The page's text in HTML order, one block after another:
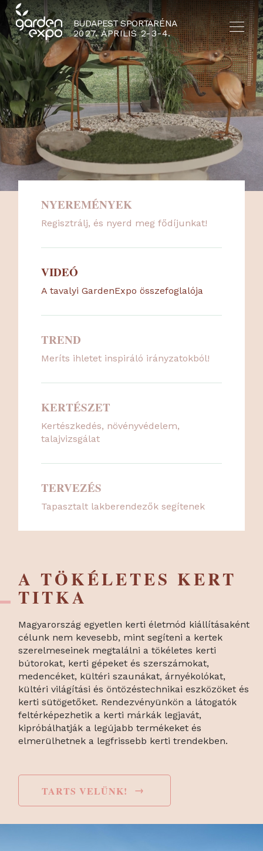
BUDAPEST SPORTARÉNA
2027. ÁPRILIS 2-3-4.
HU EN
NYERJ 4 MILLIÓ FORINT
ÉRTÉKŰ PERGOLÁT A
PERGOLA GROUP
JÓVOLTÁBÓL!
ISMERD MEG 2026
KERTÉSZETI TRENDJEIT!
JELENTKEZZ INGYENES
KERTÉSZETI
TANÁCSADÁSRA!
REGISZTRÁLJ TERASZ- ÉS
KERTBERENDEZÉSI
TANÁCSADÁSRA!
NYEREMÉNYEK
Regisztrálj, és nyerd meg fődíjunkat!
VIDEÓ
A tavalyi GardenExpo összefoglalója
TREND
Meríts ihletet inspiráló irányzatokból!
KERTÉSZET
Kertészkedés, növényvédelem,
talajvizsgálat
TERVEZÉS
Tapasztalt lakberendezők segítenek
A TÖKÉLETES KERT
TITKA
Magyarország egyetlen kerti életmód kiállításaként
célunk nem kevesebb, mint segíteni a kertek
szerelmeseinek megtalálni a tökéletes kerti
bútorokat, kerti gépeket és szerszámokat,
medencéket, kültéri szaunákat, árnyékolókat,
kültéri világítási és öntözéstechnikai eszközöket és
kerti sütögetőket. Rendezvényünkön a látogatók
feltérképezhetik a kerti márkák legjavát,
kipróbálhatják a legújabb termékeket és
elmerülhetnek a legfrissebb kerti trendekben.
TARTS VELÜNK! →